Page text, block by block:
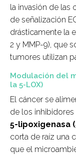
la invasión de las
de señalización
drásticamente la
2 y MMP-9), que
tumores utilizan
Modulación del
la 5-LOX)
El cáncer se
de los
5-lipoxigenasa
corta de raíz una
que el